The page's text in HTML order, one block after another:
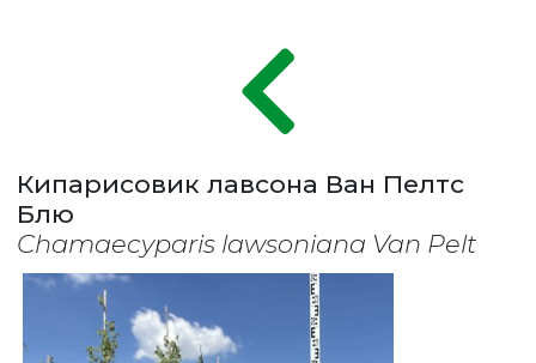
Кипарисовик лавсона Ван Пелтс
Блю
Chamaecyparis lawsoniana Van Pelt